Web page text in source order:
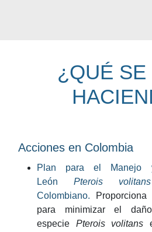
¿QUÉ SE
Acciones en Colombia
Plan para el Manejo
León Pterois volitans
Colombiano.
para minimizar el
especie Pterois volitans